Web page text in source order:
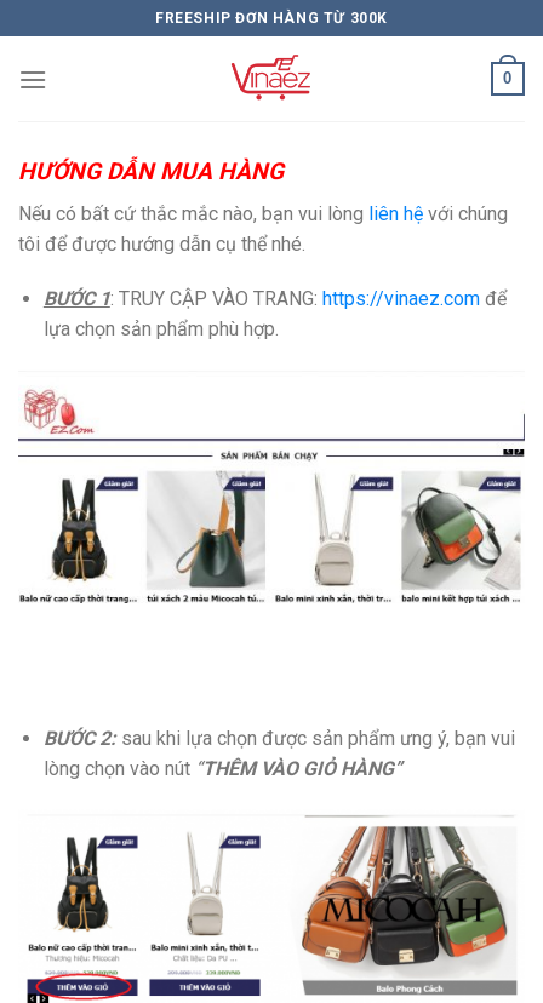
to
content
FREESHIP ĐƠN HÀNG TỪ 300K
0
HƯỚNG DẪN MUA HÀNG
Nếu có bất cứ thắc mắc nào, bạn vui lòng liên hệ với chúng
tôi để được hướng dẫn cụ thể nhé.
BƯỚC 1: TRUY CẬP VÀO TRANG: https://vinaez.comđể
lựa chọn sản phẩm phù hợp.
BƯỚC 2: sau khi lựa chọn được sản phẩm ưng ý, bạn vui
lòng chọn vào nút “THÊM VÀO GIỎ HÀNG”